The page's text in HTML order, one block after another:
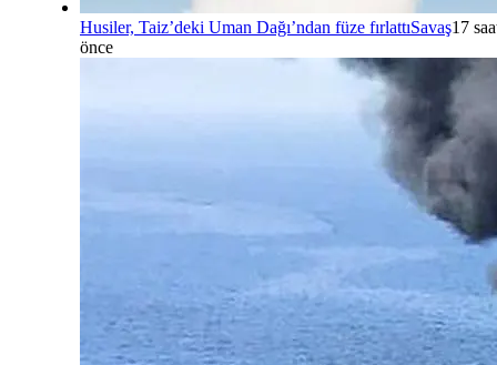
Husiler, Taiz’deki Uman Dağı’ndan füze fırlattıSavaş17
önce